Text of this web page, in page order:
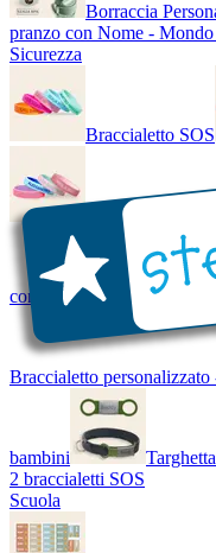
Borraccia
pranzo con Nome - Mondo
Sicurezza
Braccialetto SOS
Braccialetto
con Nome - Luminoso
Braccialetto
bambini
2 braccialetti SOS
Scuola